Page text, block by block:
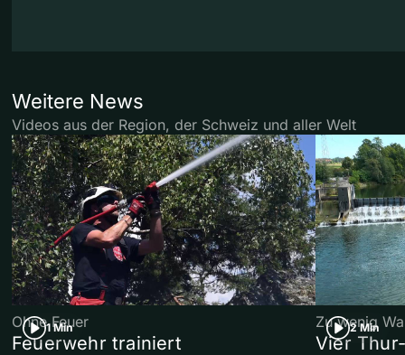
Weitere News
Videos aus der Region, der Schweiz und aller Welt
1 Min
Ohne Feuer
Feuerwehr trainiert
2 Min
Zu wenig
Vier